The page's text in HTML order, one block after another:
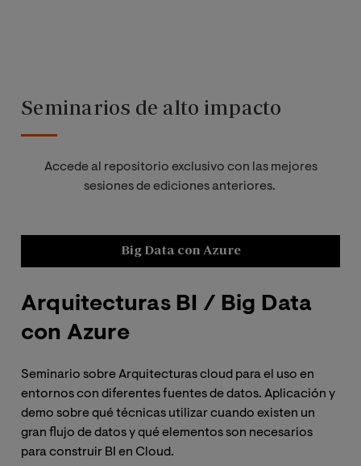
Seminarios de alto impacto
Accede al repositorio exclusivo con las mejores
sesiones de ediciones anteriores.
Big Data con Azure
Arquitecturas BI / Big Data
con Azure
Seminario sobre Arquitecturas cloud para el uso en
entornos con diferentes fuentes de datos. Aplicación y
demo sobre qué técnicas utilizar cuando existen un
gran flujo de datos y qué elementos son necesarios
para construir BI en Cloud.